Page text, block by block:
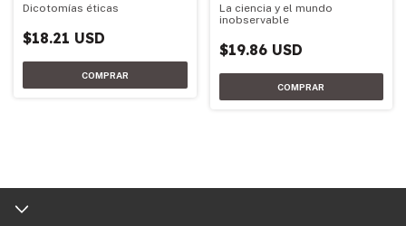
Dicotomías éticas
$18.21 USD
La ciencia y el mundo
inobservable
$19.86 USD